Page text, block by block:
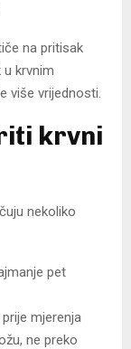
na pritisak
u krvnim
više vrijednosti.
krvni
nekoliko
pet
mjerenja
ne preko